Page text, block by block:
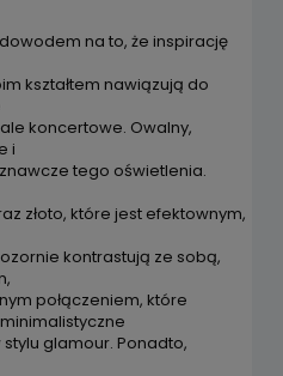
na to, że inspirację
kształtem nawiązują do
koncertowe. Owalny,
i
tego oświetlenia.
złoto, które jest efektownym,
kontrastują ze sobą,
połączeniem, które
glamour. Ponadto,